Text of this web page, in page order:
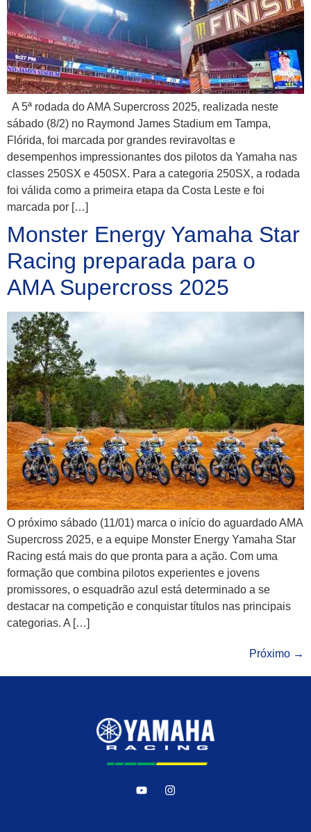
A 5ª rodada do AMA Supercross 2025, realizada neste
sábado (8/2) no Raymond James Stadium em Tampa,
Flórida, foi marcada por grandes reviravoltas e
desempenhos impressionantes dos pilotos da Yamaha nas
classes 250SX e 450SX. Para a categoria 250SX, a rodada
foi válida como a primeira etapa da Costa Leste e foi
marcada por […]
Monster Energy Yamaha Star
Racing preparada para o
AMA Supercross 2025
O próximo sábado (11/01) marca o início do aguardado AMA
Supercross 2025, e a equipe Monster Energy Yamaha Star
Racing está mais do que pronta para a ação. Com uma
formação que combina pilotos experientes e jovens
promissores, o esquadrão azul está determinado a se
destacar na competição e conquistar títulos nas principais
categorias. A […]
Próximo →